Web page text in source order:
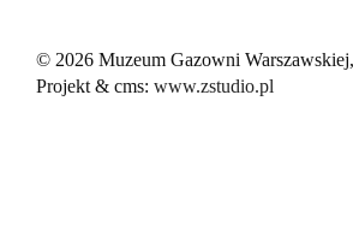
© 2026 Muzeum Gazowni
Projekt & cms: www.zstudio.pl